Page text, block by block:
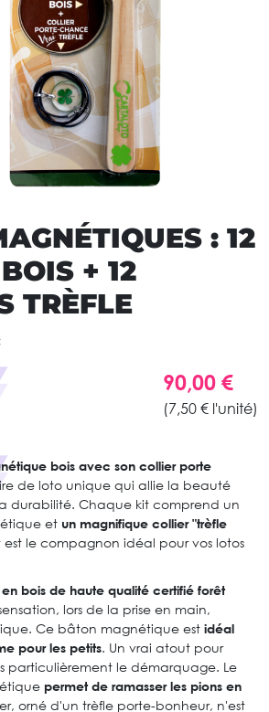
: 12
+ 12
TRÈFLE
90,00 €
(7,50 € l'unité)
bois avec son collier porte
de loto unique qui allie la beauté
durabilité. Chaque kit comprend un
et un magnifique collier "trèfle
est le compagnon idéal pour vos lotos
bois de haute qualité certifié forêt
lors de la prise en main,
Ce bâton magnétique est idéal
pour les petits. Un vrai atout pour
particulièrement le démarquage. Le
permet de ramasser les pions en
orné d'un trèfle porte-bonheur, n'est